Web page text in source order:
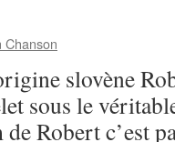
Chanson
slovène
sous le
Robert c’est